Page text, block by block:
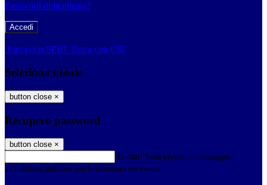
Password dimenticata?
-
Entra con SPID Entra con CIE
Seleziona utente
button close ×
Recupero password
button close ×
E-mail Verrà inviato un messaggio
all'indirizzo indicato con le istruzioni necessarie.